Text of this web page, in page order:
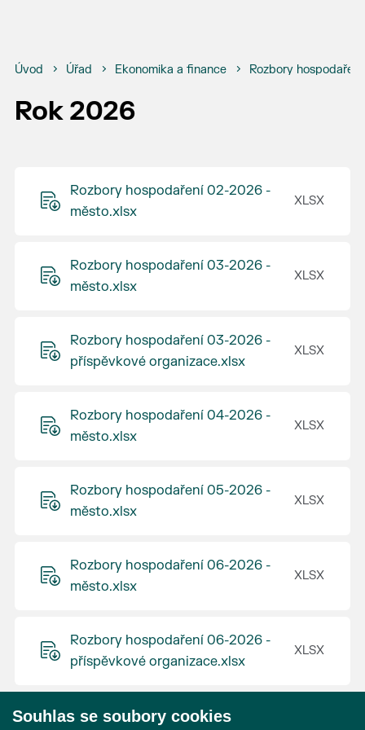
Úvod Úřad Ekonomika a finance Rozbory hospodaření
Rok 2026
Rozbory hospodaření 02-2026 -
město.xlsx
Rozbory hospodaření 03-2026 -
město.xlsx
Rozbory hospodaření 03-2026 -
příspěvkové organizace.xlsx
Rozbory hospodaření 04-2026 -
město.xlsx
Rozbory hospodaření 05-2026 -
město.xlsx
Rozbory hospodaření 06-2026 -
město.xlsx
Rozbory hospodaření 06-2026 -
příspěvkové organizace.xlsx
Souhlas se soubory cookies